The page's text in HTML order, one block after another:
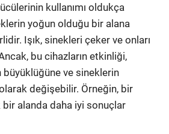
kullanımı oldukça
yoğun olduğu bir alana
Işık, sinekleri çeker ve onları
bu cihazların etkinliği,
büyüklüğüne ve sineklerin
değişebilir. Örneğin, bir
bir alanda daha iyi sonuçlar